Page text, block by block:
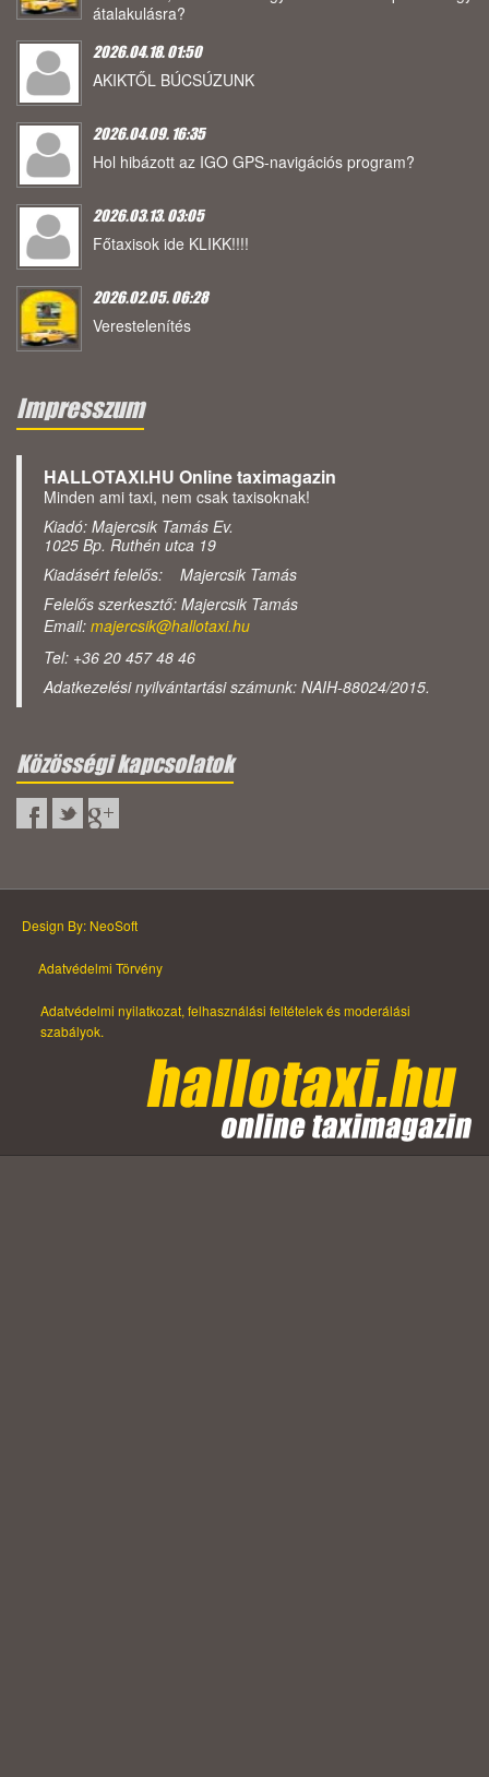
átalakulásra?
2026.04.18. 01:50
AKIKTŐL BÚCSÚZUNK
2026.04.09. 16:35
Hol hibázott az IGO GPS-navigációs program?
2026.03.13. 03:05
Főtaxisok ide KLIKK!!!!
2026.02.05. 06:28
Verestelenítés
Impresszum
HALLOTAXI.HU Online taximagazin
Minden ami taxi, nem csak taxisoknak!
Kiadó: Majercsik Tamás Ev.
1025 Bp. Ruthén utca 19
Kiadásért felelős: Majercsik Tamás
Felelős szerkesztő: Majercsik Tamás
Email: majercsik@hallotaxi.hu
Tel: +36 20 457 48 46
Adatkezelési nyilvántartási számunk: NAIH-88024/2015.
Közösségi kapcsolatok
Design By: NeoSoft
Adatvédelmi Törvény
Adatvédelmi nyilatkozat, felhasználási feltételek és moderálási
szabályok.